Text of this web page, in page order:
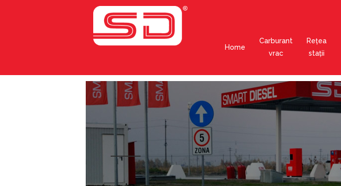
Home
Carburant
vrac
Rețea
stații